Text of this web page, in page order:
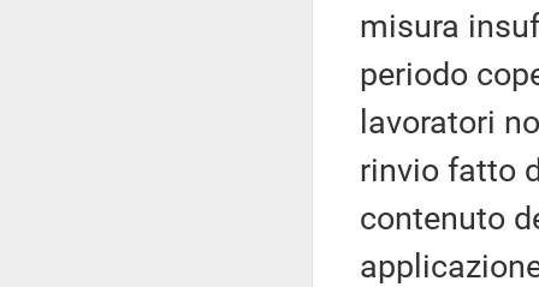
misura
periodo
lavoratori
rinvio fatto
contenuto